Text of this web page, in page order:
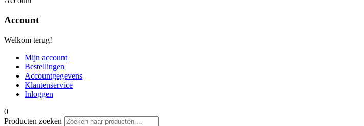
Account
Welkom terug!
Mijn account
Bestellingen
Accountgegevens
Klantenservice
Inloggen
0
Producten zoeken